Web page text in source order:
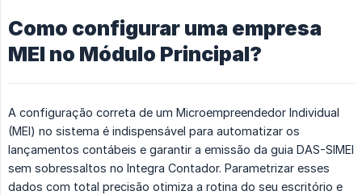
Como configurar uma empresa
MEI no Módulo Principal?
A configuração correta de um Microempreendedor Individual
(MEI) no sistema é indispensável para automatizar os
lançamentos contábeis e garantir a emissão da guia DAS-SIMEI
sem sobressaltos no Integra Contador. Parametrizar esses
dados com total precisão otimiza a rotina do seu escritório e